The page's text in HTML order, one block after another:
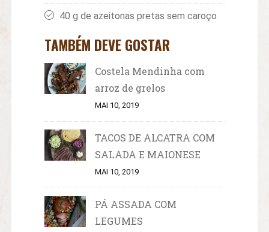
40 g de azeitonas pretas sem caroço
TAMBÉM DEVE GOSTAR
Costela Mendinha com
arroz de grelos
MAI 10, 2019
TACOS DE ALCATRA COM
SALADA E MAIONESE
MAI 10, 2019
PÁ ASSADA COM
LEGUMES